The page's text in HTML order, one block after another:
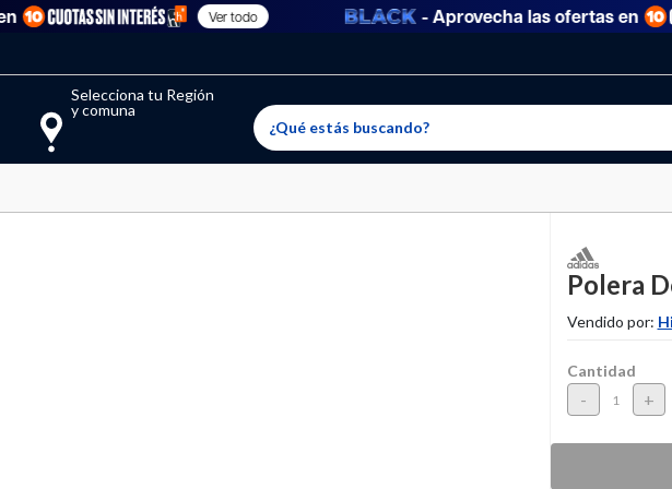
Ver todo - Aprovecha las ofertas en
Selecciona tu Región
y comuna
El producto ha sido eliminado correctamente
El producto ha sido agregado a tu lista de favoritos
de productos favoritos permitidos, para agregar uno nuevo ingresa a “Mi
Polera
Vendido por:
Cantidad
- +